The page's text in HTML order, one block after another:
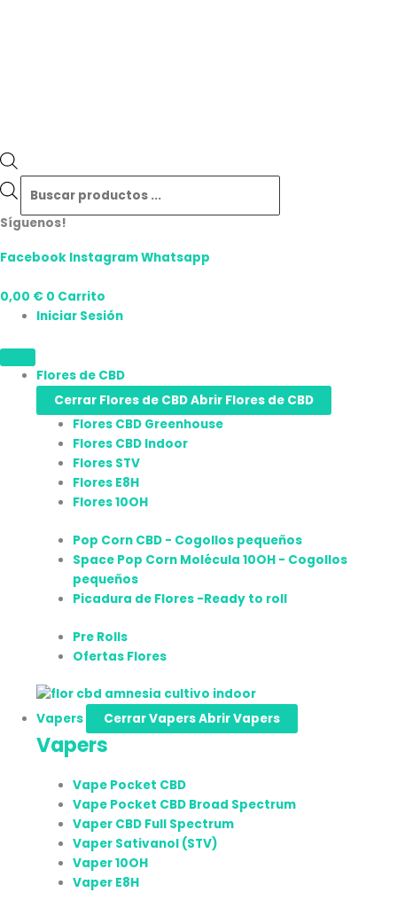
Síguenos!
Facebook InstagramWhatsapp
0,00 € 0 Carrito
Iniciar Sesión
Flores de CBD
Cerrar Flores de CBDAbrir Flores de CBD
Flores CBD Greenhouse
Flores CBD Indoor
Flores STV
Flores E8H
Flores 10OH
Pop Corn CBD - Cogollos pequeños
Space Pop Corn Molécula 10OH - Cogollos
pequeños
Picadura de Flores -Ready to roll
Pre Rolls
Ofertas Flores
Vapers Cerrar VapersAbrir Vapers
Vapers
Vape Pocket CBD
Vape Pocket CBD Broad Spectrum
Vaper CBD Full Spectrum
Vaper Sativanol (STV)
Vaper 10OH
Vaper E8H